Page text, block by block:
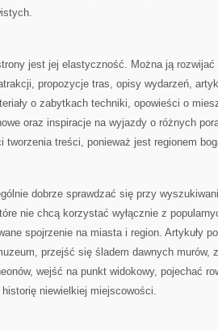
jest jej elastyczność. Można ją rozwijać
propozycje tras, opisy wydarzeń,
o zabytkach techniki, opowieści o
oraz inspiracje na wyjazdy o różnych
tworzenia treści, ponieważ jest regionem
dobrze sprawdzać się przy
nie chcą korzystać wyłącznie z
spojrzenie na miasta i region. Artykuły
przejść się śladem dawnych murów,
wejść na punkt widokowy, pojechać
niewielkiej miejscowości.